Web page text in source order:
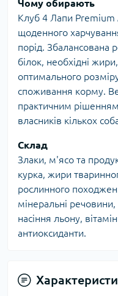
Чому обирають
Клуб 4 Лапи
щоденного
порід. Збалансована
білок, необхідні
оптимального
споживання корму.
практичним
власників кількох
Склад
Злаки, м'ясо та
курка, жири
рослинного
мінеральні речовини,
насіння льону,
антиоксиданти.